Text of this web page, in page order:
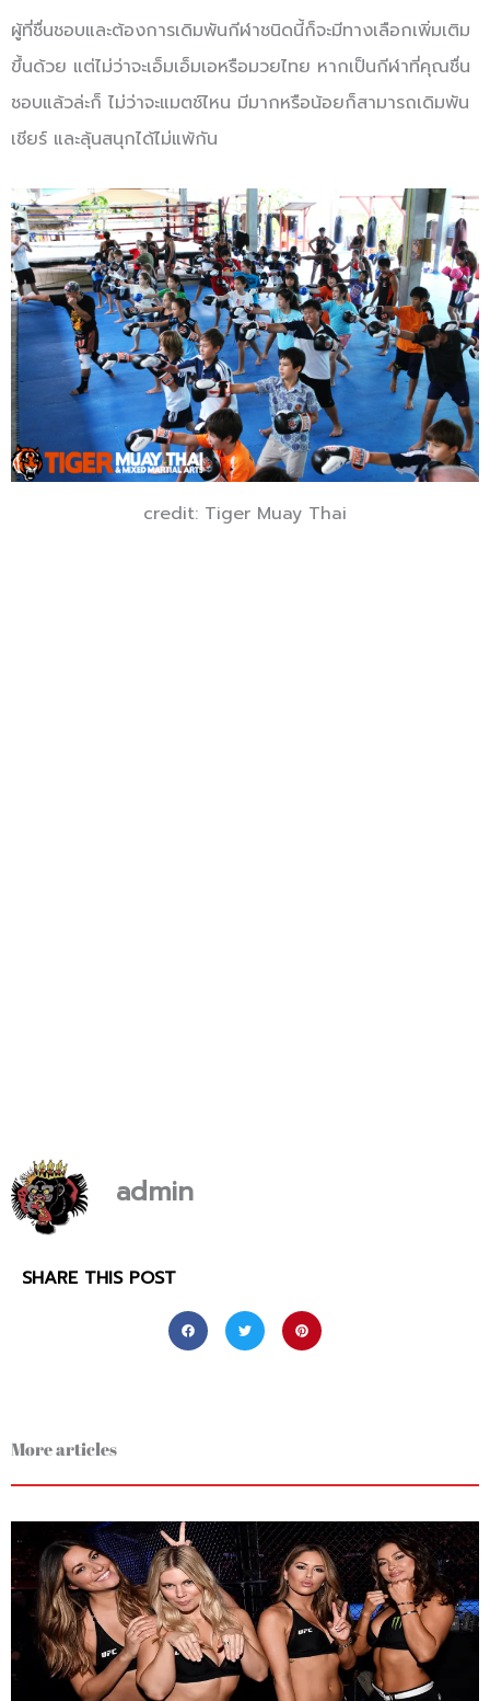
ผู้ที่ชื่นชอบและต้องการเดิมพันกีฬาชนิดนี้ก็จะมีทางเลือกเพิ่มเติม
ขึ้นด้วย แต่ไม่ว่าจะเอ็มเอ็มเอหรือมวยไทย หากเป็นกีฬาที่คุณชื่น
ชอบแล้วล่ะก็ ไม่ว่าจะแมตช์ไหน มีมากหรือน้อยก็สามารถเดิมพัน
เชียร์ และลุ้นสนุกได้ไม่แพ้กัน
credit: Tiger Muay Thai
admin
SHARE THIS POST
More articles